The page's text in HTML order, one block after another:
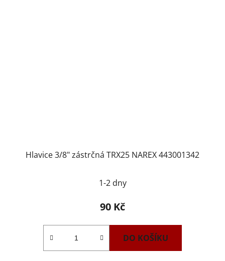
Hlavice 3/8" zástrčná TRX25 NAREX 443001342
1-2 dny
90 Kč
DO KOŠÍKU